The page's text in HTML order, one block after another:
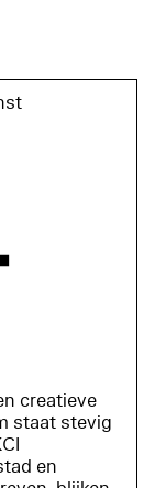
creatieve
staat stevig
en